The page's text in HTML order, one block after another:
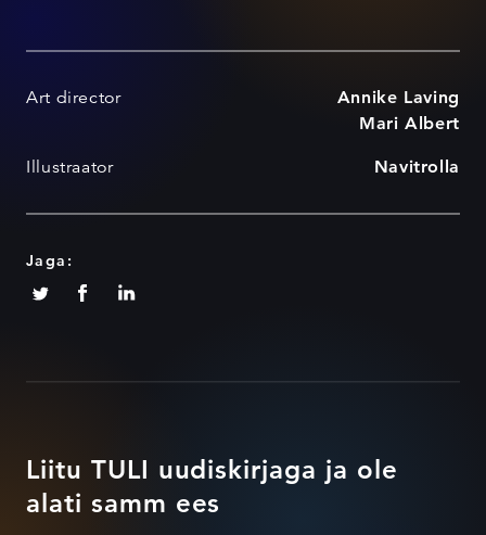
Art director
Annike Laving
Mari Albert
Illustraator Navitrolla
Jaga:
Liitu TULI uudiskirjaga ja ole
alati samm ees